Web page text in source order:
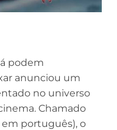
podem
anunciou um
no universo
Chamado
em português), o